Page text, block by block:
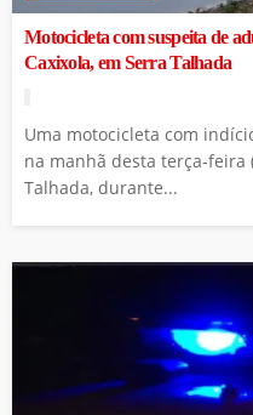
Motocicleta com suspeita de
Caxixola, em Serra Talhada
Uma motocicleta com
na manhã desta terça-feira
Talhada, durante...